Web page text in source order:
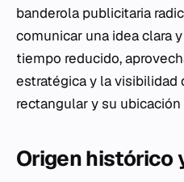
banderola publicitaria
comunicar una idea clara
tiempo reducido,
estratégica y la visibilidad
rectangular y su
Origen histórico